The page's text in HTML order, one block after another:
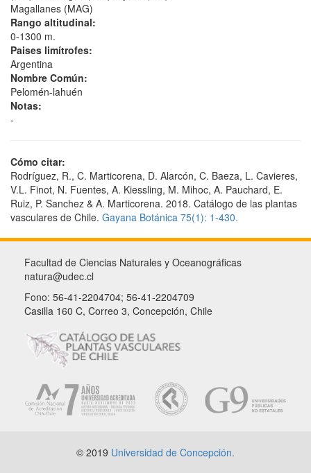
Magallanes (MAG)
Rango altitudinal:
0-1300 m.
Paises limítrofes:
Argentina
Nombre Común:
Pelomén-lahuén
Notas:
-
Cómo citar:
Rodríguez, R., C. Marticorena, D. Alarcón, C. Baeza, L. Cavieres,
V.L. Finot, N. Fuentes, A. Kiessling, M. Mihoc, A. Pauchard, E.
Ruiz, P. Sanchez & A. Marticorena. 2018. Catálogo de las plantas
vasculares de Chile. Gayana Botánica 75(1): 1-430.
Facultad de Ciencias Naturales y Oceanográficas
natura@udec.cl
Fono: 56-41-2204704; 56-41-2204709
Casilla 160 C, Correo 3, Concepción, Chile
© 2019 Universidad de Concepción.